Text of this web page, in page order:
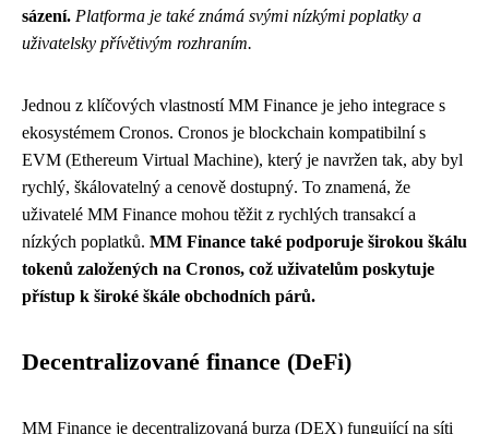
sázení. Platforma je také známá svými nízkými poplatky a
uživatelsky přívětivým rozhraním.
Jednou z klíčových vlastností MM Finance je jeho integrace s
ekosystémem Cronos. Cronos je blockchain kompatibilní s
EVM (Ethereum Virtual Machine), který je navržen tak, aby byl
rychlý, škálovatelný a cenově dostupný. To znamená, že
uživatelé MM Finance mohou těžit z rychlých transakcí a
nízkých poplatků. MM Finance také podporuje širokou škálu
tokenů založených na Cronos, což uživatelům poskytuje
přístup k široké škále obchodních párů.
Decentralizované finance (DeFi)
MM Finance je decentralizovaná burza (DEX) fungující na síti